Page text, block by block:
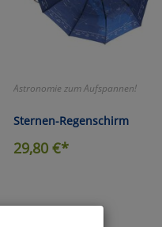
Astronomie zum Aufspannen!
Sternen-Regenschirm
29,80 €*